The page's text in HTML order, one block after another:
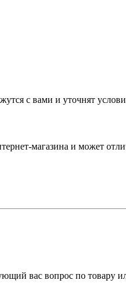
с вами и уточнят
магазина и может
вас вопрос по товару